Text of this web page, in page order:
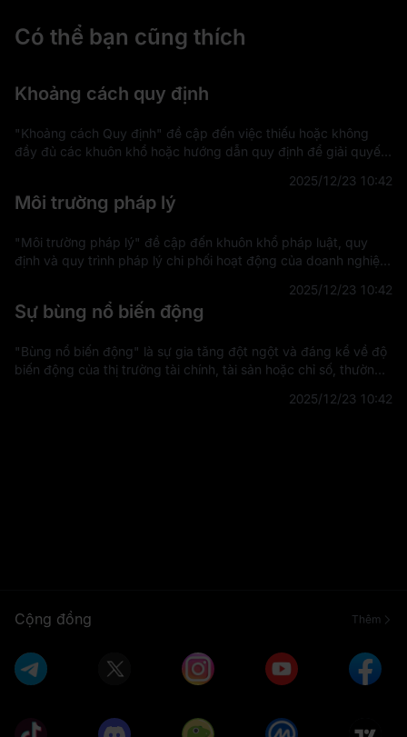
Có thể bạn cũng thích
Khoảng cách quy định
"Khoảng cách Quy định" đề cập đến việc thiếu hoặc không
đầy đủ các khuôn khổ hoặc hướng dẫn quy định để giải quyết
2025/12/23 10:42
Môi trường pháp lý
"Môi trường pháp lý" đề cập đến khuôn khổ pháp luật, quy
định và quy trình pháp lý chi phối hoạt động của doanh nghiệp
2025/12/23 10:42
Sự bùng nổ biến động
"Bùng nổ biến động" là sự gia tăng đột ngột và đáng kể về độ
biến động của thị trường tài chính, tài sản hoặc chỉ số, thường
2025/12/23 10:42
Cộng đồng Thêm